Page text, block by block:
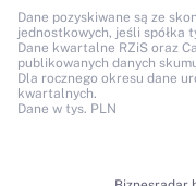
Dane pozyskiwane są ze
jednostkowych, jeśli spółka
Dane kwartalne RZiS oraz
publikowanych danych
Dla rocznego okresu dane
kwartalnych.
Dane w tys. PLN